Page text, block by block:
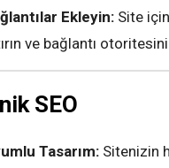
Ekleyin: Site
ve bağlantı otoritesini
SEO
Tasarım: Sitenizin